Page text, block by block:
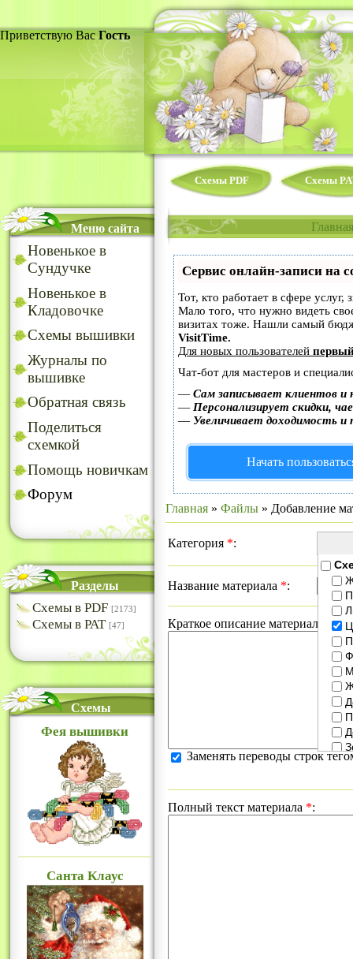
Приветствую Вас Гость
Схемы PDF Схемы
Меню сайта
Новенькое в
Сундучке
Новенькое в
Кладовочке
Схемы вышивки
Журналы по
вышивке
Обратная связь
Поделиться
схемкой
Помощь новичкам
Форум
Разделы
Схемы в PDF [2173]
Схемы в РАТ [47]
Схемы
Фея вышивки
Санта Клаус
Главная
Сервис онлайн-записи на
Тот, кто работает в сфере услуг,
Мало того, что нужно видеть
визитах тоже. Нашли самый
VisitTime.
Для новых пользователей
Чат-бот для мастеров и
— Сам записывает клиентов и
— Персонализирует скидки,
— Увеличивает доходимость
Начать
Главная » Файлы » Добавление
Категория *:
Название материала *:
Краткое описание материала *:
Заменять переводы строк
Полный текст материала *: